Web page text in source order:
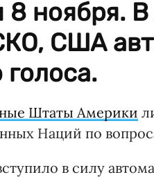
8 ноября.
США
голоса.
Штаты Америки
Наций по
в силу